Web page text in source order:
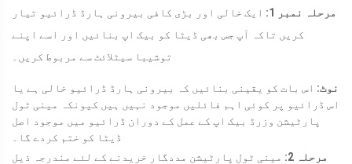
مرحلہ نمبر 1:
ایک خالی اور بڑی کافی بیرونی ہارڈ ڈرائیو تیار
کریں تاکہ آپ جس بھی ڈیٹا کو بیک اپ بنائیں اور اسے اپنے
توشیبا سیٹلائٹ سے مربوط کریں۔
نوٹ: اس بات کو یقینی بنائیں کہ بیرونی ہارڈ ڈرائیو خالی ہے یا
اس ڈرائیو پر کوئی اہم فائلیں موجود نہیں ہیں کیونکہ مینی ٹول
پارٹیشن وزرڈ بیک اپ کے عمل کے دوران ڈرائیو میں موجود اصل
ڈیٹا کو ختم کردے گا۔
مرحلہ 2:
مینی ٹول پارٹیشن مددگار خریدنے کے لئے مندرجہ ذیل